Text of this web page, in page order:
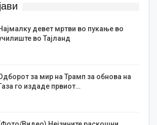
девет мртви во пукање во
во Тајланд
за мир на Трамп за обнова на
го издаде првиот…